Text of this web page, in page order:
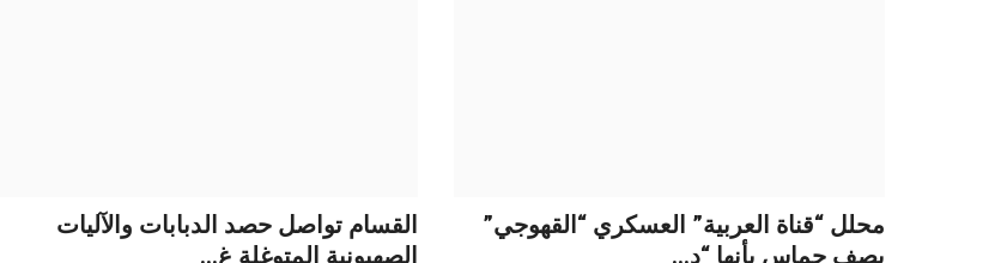
محلل “قناة العربية” العسكري “القهوجي”
يصف حماس بأنها “د...
القسام تواصل حصد الدبابات والآليات
الصهيونية المتوغلة غ...